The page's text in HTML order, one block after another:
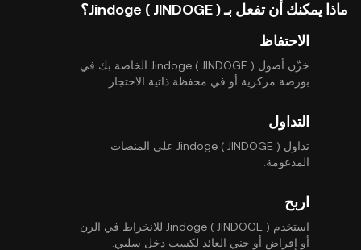
ماذا يمكنك أن تفعل بـ Jindoge ( JINDOGE )؟
الاحتفاظ
خزّن أصول Jindoge ( JINDOGE ) الخاصة بك في
بورصة مركزية أو في محفظة ذاتية الاحتجاز.
التداول
تداول Jindoge ( JINDOGE ) على المنصات
المدعومة.
اربح
استخدم Jindoge ( JINDOGE ) للانخراط في الرن
أو إقراض أو جني العائد لكسب دخل سلبي.